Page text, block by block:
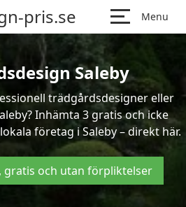
pris.se Menu
Saleby
trädgårdsdesigner eller
Inhämta 3 gratis och icke
företag i Saleby – direkt här.
gratis och utan förpliktelser